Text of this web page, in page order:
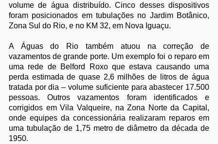
volume de água distribuído. Cinco desses dispositivos
foram posicionados em tubulações no Jardim Botânico,
Zona Sul do Rio, e no KM 32, em Nova Iguaçu.
A Águas do Rio também atuou na correção de
vazamentos de grande porte. Um exemplo foi o reparo em
uma rede de Belford Roxo que estava causando uma
perda estimada de quase 2,6 milhões de litros de água
tratada por dia – volume suficiente para abastecer 17.500
pessoas. Outros vazamentos foram identificados e
corrigidos em Vila Valqueire, na Zona Norte da Capital,
onde equipes da concessionária realizaram reparos em
uma tubulação de 1,75 metro de diâmetro da década de
1950.